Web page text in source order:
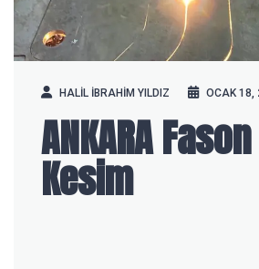
HALIL IBRAHIM YILDIZ OCAK 18,
ANKARA
Kesim